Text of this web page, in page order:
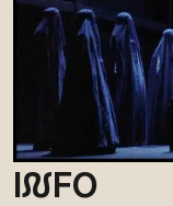
INFO